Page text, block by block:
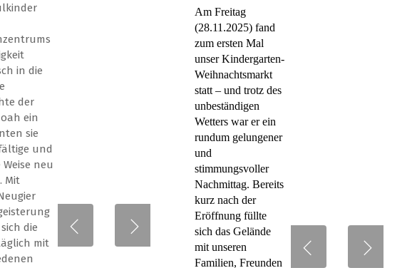
in die
der
ein
sie
und
neu
Mit
die
mit
Am Freitag
(28.11.2025) fand
zum ersten Mal
unser Kindergarten-
Weihnachtsmarkt
statt – und trotz des
unbeständigen
Wetters war er ein
rundum gelungener
und
stimmungsvoller
Nachmittag. Bereits
kurz nach der
Eröffnung füllte
sich das Gelände
mit unseren
Familien, Freunden